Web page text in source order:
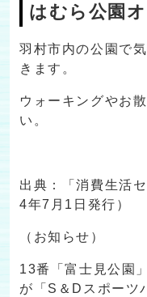
はむら公園
羽村市内の公園で
きます。
ウォーキングやお
い。
出典：「消費生活
4年7月1日発行）
（お知らせ）
13番「富士見公園
が「S＆Dスポーツ